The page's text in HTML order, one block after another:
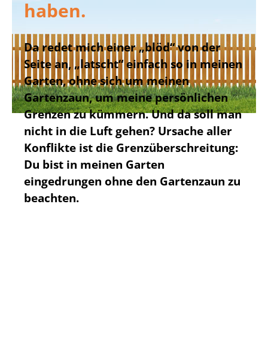
haben.
Da redet mich einer „blöd“ von der
Seite an, „latscht“ einfach so in meinen
Garten, ohne sich um meinen
Gartenzaun, um meine persönlichen
Grenzen zu kümmern. Und da soll man
nicht in die Luft gehen? Ursache aller
Konflikte ist die Grenzüberschreitung:
Du bist in meinen ­Garten
eingedrungen ohne den Gartenzaun zu
beachten.